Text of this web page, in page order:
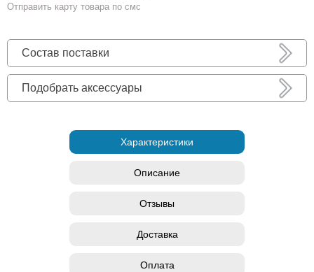
Отправить карту товара по смс
Состав поставки
Подобрать аксессуары
Характеристики
Описание
Отзывы
Доставка
Оплата